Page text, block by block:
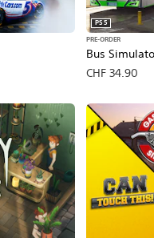
Bus
PS5
PRE-ORDER
CHF 34.90